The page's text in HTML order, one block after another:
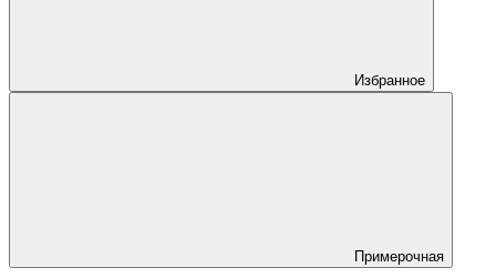
Избранное
Примерочная